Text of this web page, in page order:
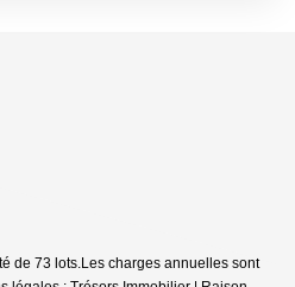
de 73 lots.Les charges annuelles sont